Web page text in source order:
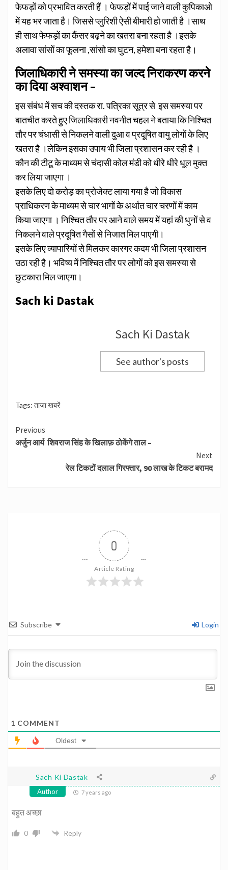
फेफड़ों को प्रभावित करती हैं । फेफड़ों में पाई जाने वाली कुपिकाओ
में यह भर जाता है। जिससे प्लुरिशी ऐसी बीमारी हो जाती है ।साथ
ही साथ फेफड़ों का कैंसर बढ़ने का खतरा बना रहता है ।इसके
अलावा सांसों का फूलना ,सांसो का घुटन, हमेशा बना रहता है।
जिलाधिकारी ने समस्या का जल्द निराकरण करने
का दिया अश्वाशन –
इस संबंध में सच की दस्तक रा. पत्रिका सूत्र से इस समस्या पर
बातचीत करते हुए जिलाधिकारी नवनीत चहल ने बताया कि निश्चित
तौर पर चंधासी से निकलने वाली दुआ व प्रदूषित वायु लोगों के लिए
खतरा है ।लेकिन इसका उपाय भी जिला प्रशासन कर रही है ।
कौन की टीटू के माध्यम से चंदासी कोल मंडी को धीरे धीरे धूल मुक्त
कर लिया जाएगा ।
इसके लिए दो करोड़ का प्रोजेक्ट लाया गया है जो विकास
प्राधिकरण के माध्यम से चार भागों के अर्थात चार चरणों में काम
किया जाएगा । निश्चित तौर पर आने वाले समय में यहां की धुनों से व
निकलने वाले प्रदूषित गैसों से निजात मिल पाएगी।
इसके लिए व्यापारियों से मिलकर कारगर कदम भी जिला प्रशासन
उठा रही है। भविष्य में निश्चित तौर पर लोगों को इस समस्या से
छुटकारा मिल जाएगा।
Sach ki Dastak
Sach Ki Dastak
See author's posts
Tags: ताजा खबरें
Continue
Reading
Previous
अर्जुन आर्य शिवराज सिंह के खिलाफ़ ठोकेंगे ताल –
Next
रेल टिकटों दलाल गिरफ्तार, 90 लाख के टिकट बरामद
0
Article Rating
Subscribe Login
1 COMMENT
Oldest
Sach Ki Dastak
Author 7 years ago
बहुत अच्छा
0 Reply